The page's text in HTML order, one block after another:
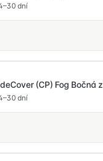
dní
(CP) Fog Bočná
dní